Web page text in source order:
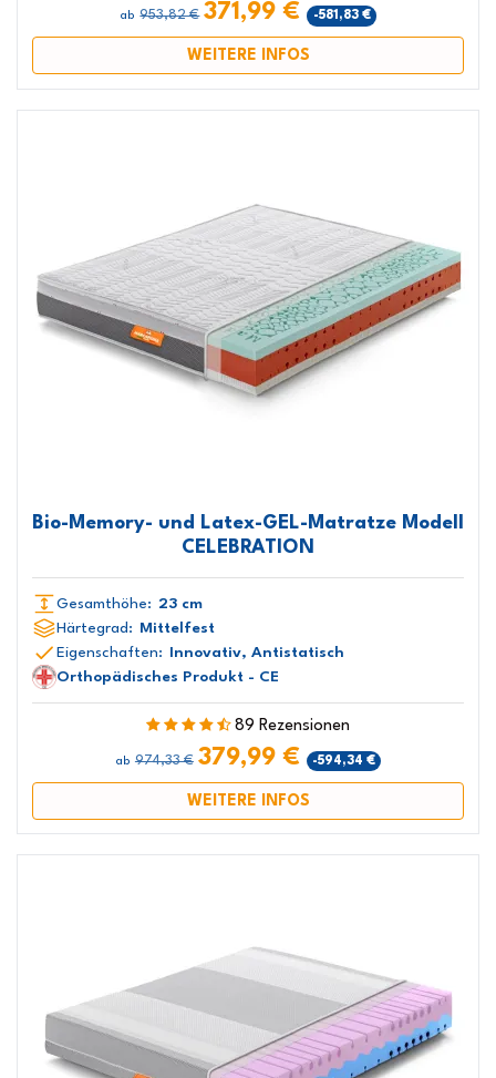
ab 953,82 € 371,99 € -581,83 €
WEITERE INFOS
Bio-Memory- und Latex-GEL-Matratze Modell
CELEBRATION
Gesamthöhe: 23 cm
Härtegrad:
Mittelfest
Eigenschaften:
Innovativ, Antistatisch
Orthopädisches Produkt - CE
89 Rezensionen
ab 974,33 € 379,99 € -594,34 €
WEITERE INFOS